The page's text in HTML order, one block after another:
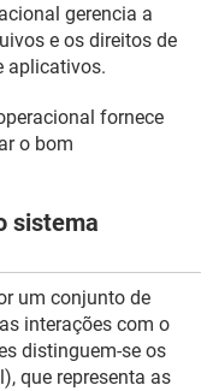
gerencia a
e os direitos de
aplicativos.
fornece
o bom
sistema
um conjunto de
interações com o
distinguem-se os
que representa as